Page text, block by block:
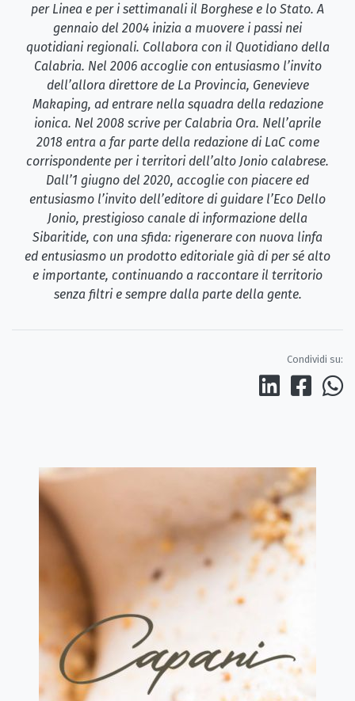
per Linea e per i settimanali il Borghese e lo Stato. A
gennaio del 2004 inizia a muovere i passi nei
quotidiani regionali. Collabora con il Quotidiano della
Calabria. Nel 2006 accoglie con entusiasmo l’invito
dell’allora direttore de La Provincia, Genevieve
Makaping, ad entrare nella squadra della redazione
ionica. Nel 2008 scrive per Calabria Ora. Nell’aprile
2018 entra a far parte della redazione di LaC come
corrispondente per i territori dell’alto Jonio calabrese.
Dall’1 giugno del 2020, accoglie con piacere ed
entusiasmo l’invito dell’editore di guidare l’Eco Dello
Jonio, prestigioso canale di informazione della
Sibaritide, con una sfida: rigenerare con nuova linfa
ed entusiasmo un prodotto editoriale già di per sé alto
e importante, continuando a raccontare il territorio
senza filtri e sempre dalla parte della gente.
Condividi su: